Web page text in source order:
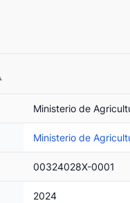
Ministerio de
Ministerio de
00324028X-0001
2024